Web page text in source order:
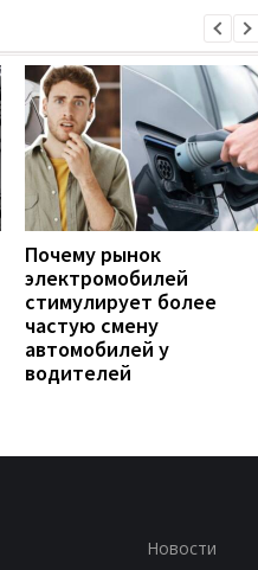
Почему рынок
электромобилей
стимулирует более
частую смену
автомобилей у
водителей
Новости